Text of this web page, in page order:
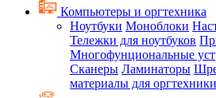
Компьютеры и оргтехника
Ноутбуки Моноблоки
Тележки для ноутбуков
Многофунциональные
Сканеры Ламинаторы
материалы для оргтехники